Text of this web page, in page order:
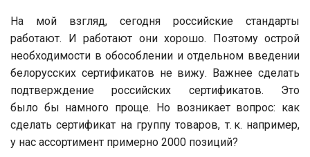
На мой взгляд, сегодня российские стандарты
работают. И работают они хорошо. Поэтому острой
необходимости в обособлении и отдельном введении
белорусских сертификатов не вижу. Важнее сделать
подтверждение российских сертификатов. Это
было бы намного проще. Но возникает вопрос: как
сделать сертификат на группу товаров, т. к. например,
у нас ассортимент примерно 2000 позиций?